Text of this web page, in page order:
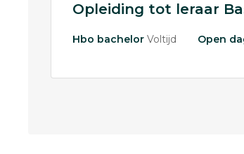
Opleiding tot leraar
Hbo bachelor Voltijd Open